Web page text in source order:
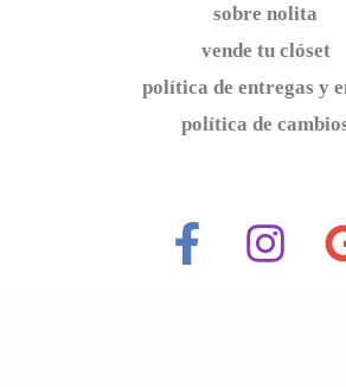
sobre nolita
vende tu clóset
política de entregas y
política de